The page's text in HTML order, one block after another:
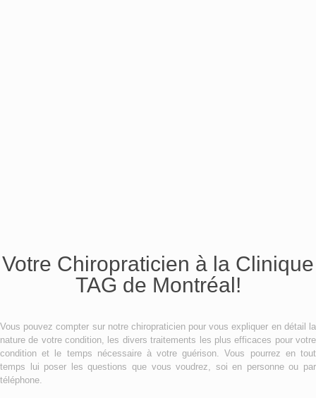
Votre Chiropraticien à la Clinique
TAG de Montréal!
Vous pouvez compter sur notre chiropraticien pour vous expliquer en détail la
nature de votre condition, les divers traitements les plus efficaces pour votre
condition et le temps nécessaire à votre guérison. Vous pourrez en tout
temps lui poser les questions que vous voudrez, soi en personne ou par
téléphone.